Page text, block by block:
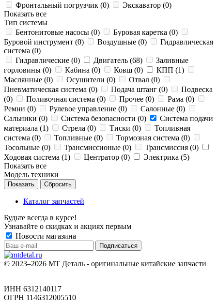
Фронтальный погрузчик (0) Экскаватор (0)
Показать все
Тип системы
Бентонитовые насосы (0) Буровая каретка (0)
Буровой инструмент (0) Воздушные (0)
Гидравлическая
система (0)
Гидравлические (0) Двигатель (68)
Заливные
горловины (0) Кабина (0) Ковш (0) КПП (1)
Маслянные (0) Осушители (0) Отвал (0)
Пневматическая система (0) Подача штанг (0)
Подвеска
(0) Поливочная система (0) Прочее (0) Рама (0)
Ремни (0) Рулевое управление (0) Салонные (0)
Сальники (0) Система безопасности (0)
Система подачи
материала (1) Стрела (0) Тиски (0)
Топливная
система (0) Топливные (0) Тормозная система (0)
Тосольные (0) Трансмиссионые (0) Трансмиссия (0)
Ходовая система (1) Центратор (0) Электрика (5)
Показать все
Модель техники
Сбросить
Каталог запчастей
Будьте всегда в курсе!
Узнавайте о скидках и акциях первым
Новости магазина
© 2023–2026 МТ Деталь - оригинальные китайские запчасти
ИНН 6312140117
ОГРН 1146312005510